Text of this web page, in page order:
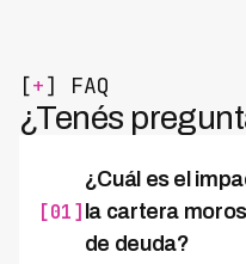
[+] FAQ
¿Tenés
[01]
¿Cuál es el
la cartera
de deuda?